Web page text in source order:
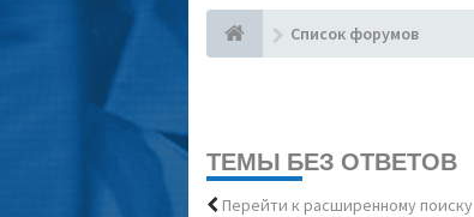
Список форумов
ТЕМЫ БЕЗ ОТВЕТОВ
Перейти к расширенному поиску